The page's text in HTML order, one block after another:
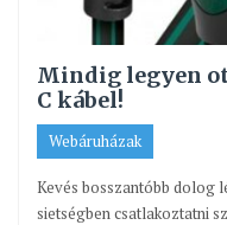
Mindig legyen
C kábel!
Webáruházak
Kevés bosszantóbb dolog
sietségben csatlakoztatni